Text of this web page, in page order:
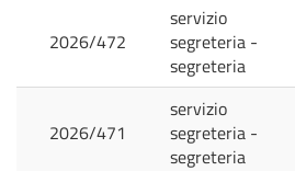
2026/472
servizio
segreteria -
segreteria
2026/471
servizio
segreteria -
segreteria